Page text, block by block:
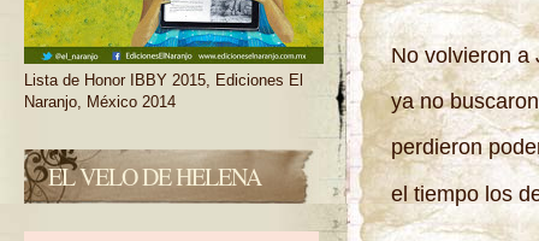
Lista de Honor IBBY 2015, Ediciones El
Naranjo, México 2014
EL VELO DE HELENA
No volvieron a
ya no
perdieron
el tiempo los